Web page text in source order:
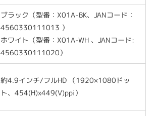
ブラック（型番：X01A-BK、JANコード：
4560330111013 ）
ホワイト（型番：X01A-WH 、JANコード:
4560330111020）
約4.9インチ/フルHD （1920×1080ドッ
ト、454(H)x449(V)ppi）